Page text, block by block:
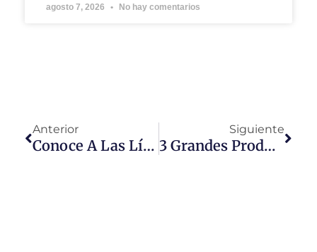
agosto 7, 2026 No hay comentarios
Anterior
Conoce A Las Líderes De Latam Mentoras En ¨Escuela Imparables¨
Siguiente
3 Grandes Producciones Están De Vuelta A La Pantalla Chica De Latinoamérica